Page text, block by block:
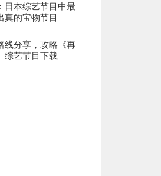
日本综艺节目中最
真的宝物节目
线分享，攻略《再
综艺节目下载